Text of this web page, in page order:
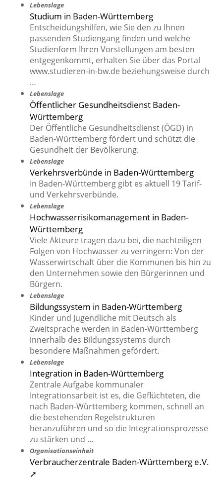
Lebenslage
Studium in Baden-Württemberg
Entscheidungshilfen, wie Sie den zu Ihnen
passenden Studiengang finden und welche
Studienform Ihren Vorstellungen am besten
entgegenkommt, erhalten Sie über das Portal
www.studieren-in-bw.de beziehungsweise durch
…
Lebenslage
Öffentlicher Gesundheitsdienst Baden-
Württemberg
Der Öffentliche Gesundheitsdienst (ÖGD) in
Baden-Württemberg fördert und schützt die
Gesundheit der Bevölkerung.
Lebenslage
Verkehrsverbünde in Baden-Württemberg
In Baden-Württemberg gibt es aktuell 19 Tarif-
und Verkehrsverbünde.
Lebenslage
Hochwasserrisikomanagement in Baden-
Württemberg
Viele Akteure tragen dazu bei, die nachteiligen
Folgen von Hochwasser zu verringern: Von der
Wasserwirtschaft über die Kommunen bis hin zu
den Unternehmen sowie den Bürgerinnen und
Bürgern.
Lebenslage
Bildungssystem in Baden-Württemberg
Kinder und Jugendliche mit Deutsch als
Zweitsprache werden in Baden-Württemberg
innerhalb des Bildungssystems durch
besondere Maßnahmen gefördert.
Lebenslage
Integration in Baden-Württemberg
Zentrale Aufgabe kommunaler
Integrationsarbeit ist es, die Geflüchteten, die
nach Baden-Württemberg kommen, schnell an
die bestehenden Regelstrukturen
heranzuführen und so die Integrationsprozesse
zu stärken und …
Organisationseinheit
Verbraucherzentrale Baden-Württemberg e.V.
➚